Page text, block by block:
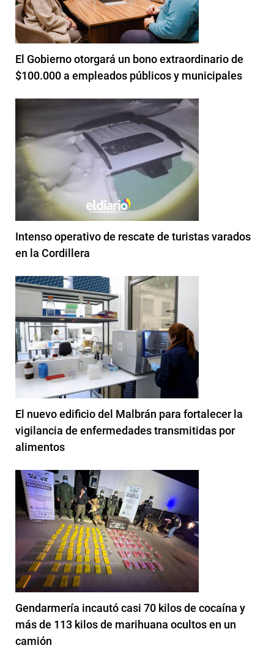
El Gobierno otorgará un bono extraordinario de
$100.000 a empleados públicos y municipales
Intenso operativo de rescate de turistas varados
en la Cordillera
El nuevo edificio del Malbrán para fortalecer la
vigilancia de enfermedades transmitidas por
alimentos
Gendarmería incautó casi 70 kilos de cocaína y
más de 113 kilos de marihuana ocultos en un
camión